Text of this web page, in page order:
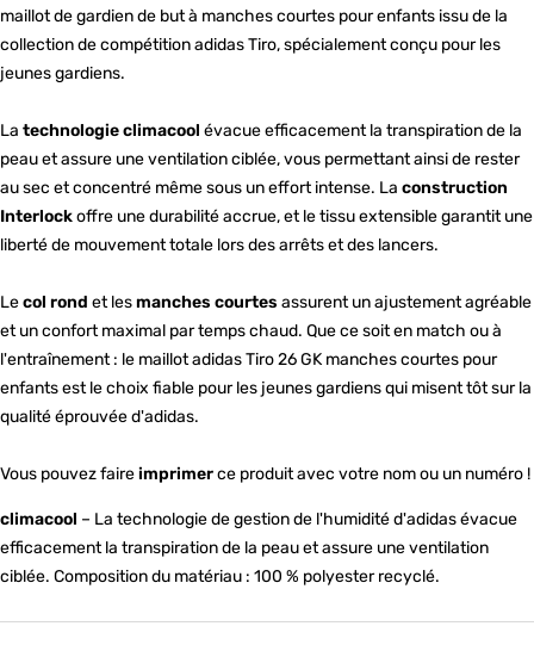
maillot de gardien de but à manches courtes pour enfants issu de la
collection de compétition adidas Tiro, spécialement conçu pour les
jeunes gardiens.
La technologie climacool évacue efficacement la transpiration de la
peau et assure une ventilation ciblée, vous permettant ainsi de rester
au sec et concentré même sous un effort intense. La construction
Interlockoffre une durabilité accrue, et le tissu extensible garantit une
liberté de mouvement totale lors des arrêts et des lancers.
Lecol rond et lesmanches courtes assurent un ajustement agréable
et un confort maximal par temps chaud. Que ce soit en match ou à
l'entraînement : le maillot adidas Tiro 26 GK manches courtes pour
enfants est le choix fiable pour les jeunes gardiens qui misent tôt sur la
qualité éprouvée d'adidas.
Vous pouvez faireimprimerce produit avec votre nom ou un numéro !
climacool – La technologie de gestion de l'humidité d'adidas évacue
efficacement la transpiration de la peau et assure une ventilation
ciblée. Composition du matériau : 100 % polyester recyclé.